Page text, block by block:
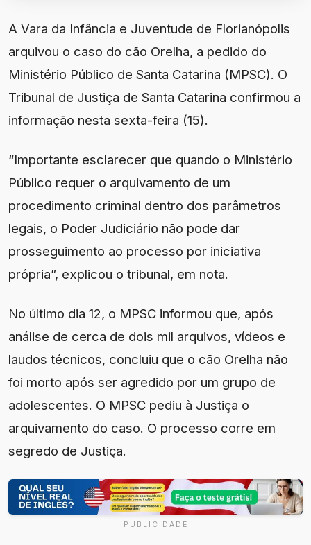
A Vara da Infância e Juventude de Florianópolis
arquivou o caso do cão Orelha, a pedido do
Ministério Público de Santa Catarina (MPSC). O
Tribunal de Justiça de Santa Catarina confirmou a
informação nesta sexta-feira (15).
“Importante esclarecer que quando o Ministério
Público requer o arquivamento de um
procedimento criminal dentro dos parâmetros
legais, o Poder Judiciário não pode dar
prosseguimento ao processo por iniciativa
própria”, explicou o tribunal, em nota.
No último dia 12, o MPSC informou que, após
análise de cerca de dois mil arquivos, vídeos e
laudos técnicos, concluiu que o cão Orelha não
foi morto após ser agredido por um grupo de
adolescentes. O MPSC pediu à Justiça o
arquivamento do caso. O processo corre em
segredo de Justiça.
PUBLICIDADE